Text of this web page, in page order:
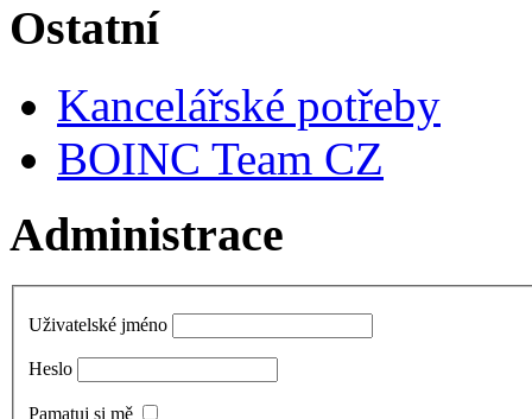
Ostatní
Kancelářské potřeby
BOINC Team CZ
Administrace
Uživatelské jméno
Heslo
Pamatuj si mě